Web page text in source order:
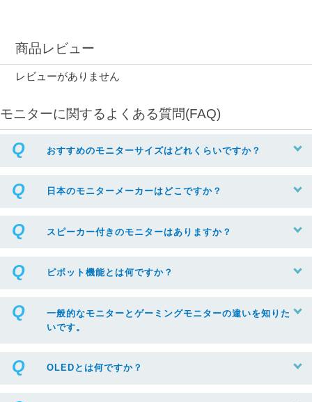
商品レビュー
レビューがありません
モニターに関するよくある質問(FAQ)
おすすめのモニターサイズはどれくらいですか？
日本のモニターメーカーはどこですか？
スピーカー付きのモニターはありますか？
ピボット機能とは何ですか？
一般的なモニターとゲーミングモニターの違いを知りた
いです。
OLEDとは何ですか？